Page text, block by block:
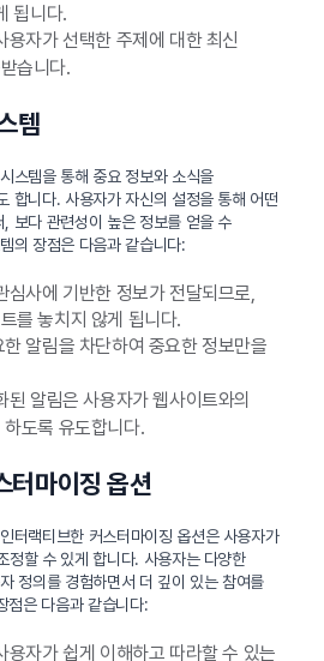
됩니다.
용자가 선택한 주제에 대한 최신
습니다.
템
스템을 통해 중요 정보와 소식을
합니다. 사용자가 자신의 설정을 통해 어떤
보다 관련성이 높은 정보를 얻을 수
의 장점은 다음과 같습니다:
사에 기반한 정보가 전달되므로,
를 놓치지 않게 됩니다.
알림을 차단하여 중요한 정보만을
된 알림은 사용자가 웹사이트와의
도록 유도합니다.
터마이징 옵션
터랙티브한 커스터마이징 옵션은 사용자가
정할 수 있게 합니다. 사용자는 다양한
정의를 경험하면서 더 깊이 있는 참여를
점은 다음과 같습니다:
용자가 쉽게 이해하고 따라할 수 있는